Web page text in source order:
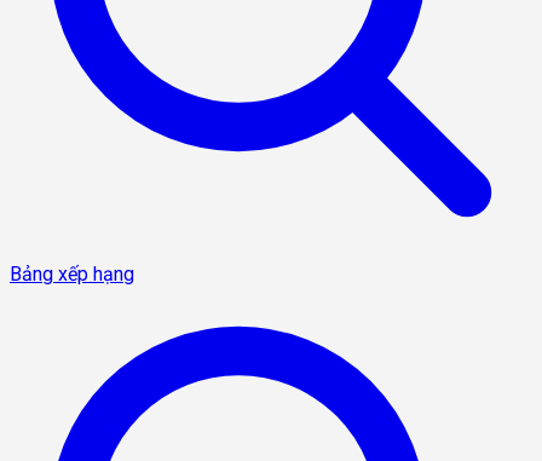
Bảng xếp hạng